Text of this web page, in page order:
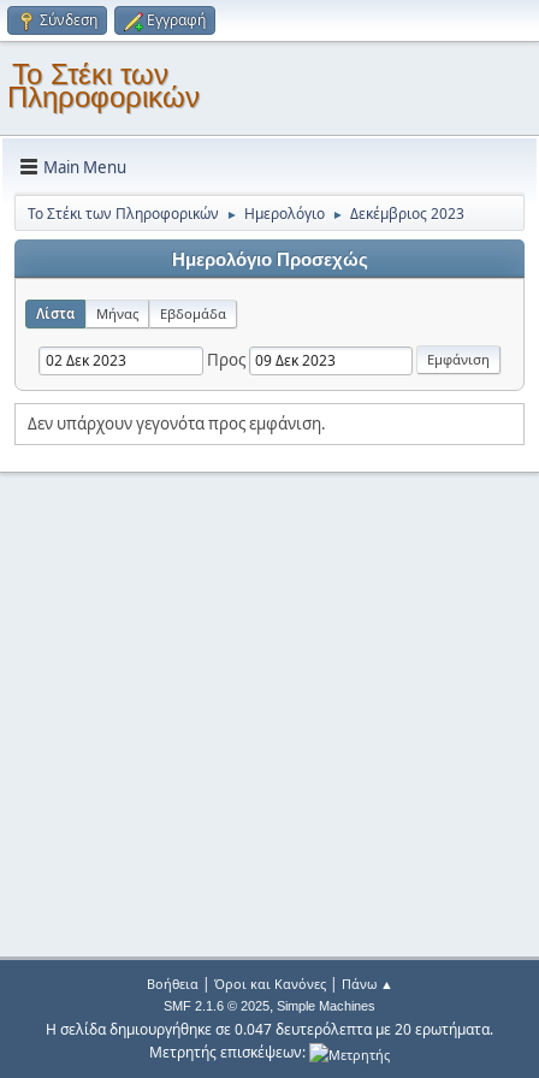
Σύνδεση Εγγραφή
Το Στέκι των
Πληροφορικών
Main Menu
Το Στέκι των Πληροφορικών ► Ημερολόγιο ► Δεκέμβριος 2023
Ημερολόγιο Προσεχώς
Λίστα Μήνας Εβδομάδα
Προς
Δεν υπάρχουν γεγονότα προς εμφάνιση.
Βοήθεια| Όροι και Κανόνες| Πάνω ▲
SMF 2.1.6 © 2025, Simple Machines
Η σελίδα δημιουργήθηκε σε 0.047 δευτερόλεπτα με 20 ερωτήματα.
Μετρητής επισκέψεων: